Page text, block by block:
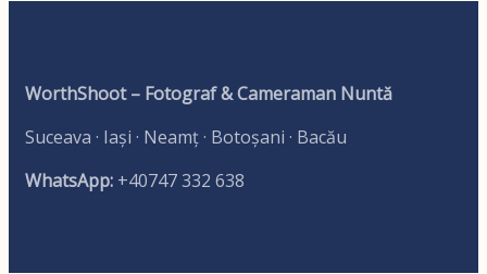
WorthShoot – Fotograf & Cameraman Nuntă
Suceava · Iași · Neamț · Botoșani · Bacău
WhatsApp: +40747 332 638